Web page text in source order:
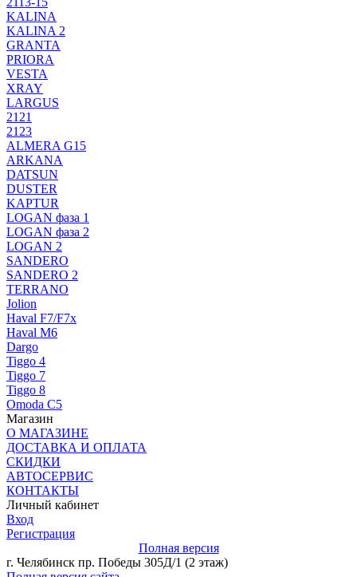
KALINA
KALINA 2
GRANTA
PRIORA
VESTA
XRAY
LARGUS
2121
2123
ALMERA G15
ARKANA
DATSUN
DUSTER
KAPTUR
LOGAN фаза 1
LOGAN фаза 2
LOGAN 2
SANDERO
SANDERO 2
TERRANO
Jolion
Haval F7/F7x
Haval M6
Dargo
Tiggo 4
Tiggo 7
Tiggo 8
Omoda C5
Магазин
О МАГАЗИНЕ
ДОСТАВКА И ОПЛАТА
СКИДКИ
АВТОСЕРВИС
КОНТАКТЫ
Личный кабинет
Вход
Регистрация
Полная версия
г. Челябинск пр. Победы 305Д/1 (2 этаж)